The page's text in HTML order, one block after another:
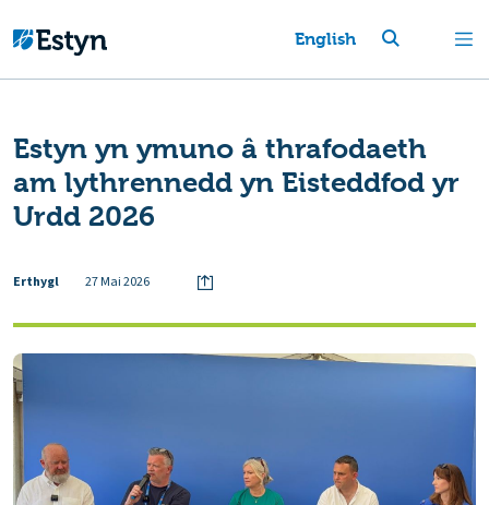
English
Estyn yn ymuno â thrafodaeth
am lythrennedd yn Eisteddfod yr
Urdd 2026
Erthygl 27 Mai 2026